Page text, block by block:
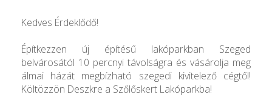
Kedves Érdeklődő!
Építkezzen új építésű lakóparkban Szeged
belvárosától 10 percnyi távolságra és vásárolja meg
álmai házát megbízható szegedi kivitelező cégtől!
Költözzön Deszkre a Szőlőskert Lakóparkba!